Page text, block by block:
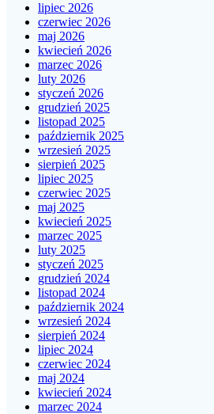
lipiec 2026
czerwiec 2026
maj 2026
kwiecień 2026
marzec 2026
luty 2026
styczeń 2026
grudzień 2025
listopad 2025
październik 2025
wrzesień 2025
sierpień 2025
lipiec 2025
czerwiec 2025
maj 2025
kwiecień 2025
marzec 2025
luty 2025
styczeń 2025
grudzień 2024
listopad 2024
październik 2024
wrzesień 2024
sierpień 2024
lipiec 2024
czerwiec 2024
maj 2024
kwiecień 2024
marzec 2024